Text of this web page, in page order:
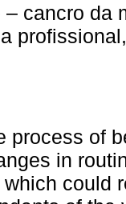
– cancro da
process of
in
could